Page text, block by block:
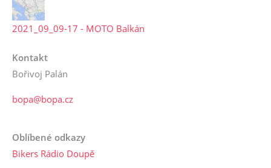
2021_09_09-17 - MOTO Balkán
Kontakt
Bořivoj Palán
bopa@bopa.cz
Oblíbené odkazy
Bikers Rádio Doupě